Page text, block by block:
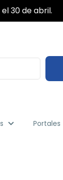
30 de abril.
Portales